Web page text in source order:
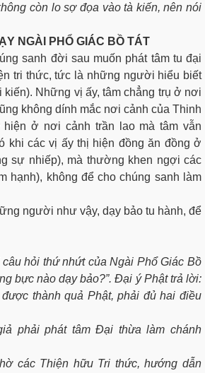
còn lo sợ đọa vào tà kiến, nên nói
NGÀI PHỔ GIÁC BỒ TÁT
sanh đời sau muốn phát tâm tu đại
tri thức, tức là những người hiểu biết
kiến). Những vị ấy, tâm chẳng trụ ở nơi
không dính mắc nơi cảnh của Thinh
hiện ở nơi cảnh trần lao mà tâm vẫn
khi các vị ấy thị hiện đồng ăn đồng ở
sự nhiếp), mà thường khen ngợi các
hạnh), không để cho chúng sanh làm
người như vậy, dạy bảo tu hành, để
hỏi thứ nhứt của Ngài Phổ Giác Bồ
bực nào dạy bảo?”. Ðại ý Phật trả lời:
thành quả Phật, phải đủ hai điều
phải phát tâm Ðại thừa làm chánh
các Thiện hữu Tri thức, hướng dẫn